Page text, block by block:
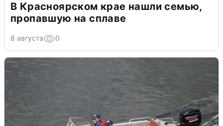
В Красноярском крае нашли семью,
пропавшую на сплаве
8 августа 0